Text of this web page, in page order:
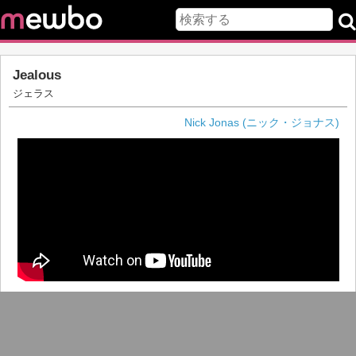
Jealous
ジェラス
Nick Jonas (ニック・ジョナス)